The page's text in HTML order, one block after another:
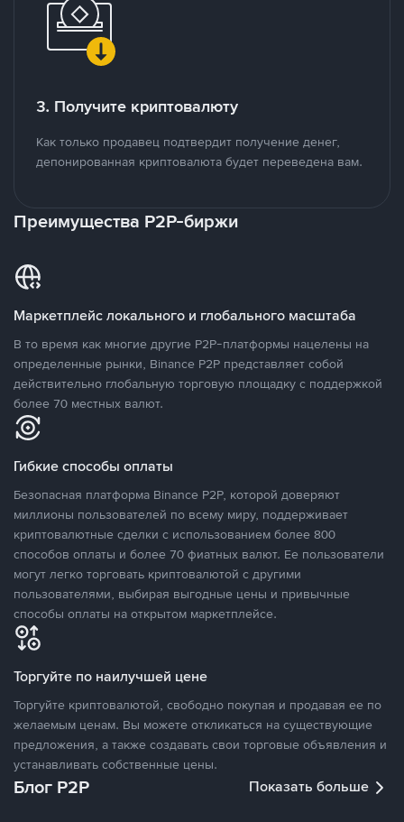
3. Получите криптовалюту
Как только продавец подтвердит получение денег,
депонированная криптовалюта будет переведена вам.
Преимущества P2P-биржи
Маркетплейс локального и глобального масштаба
В то время как многие другие P2P-платформы нацелены на
определенные рынки, Binance P2P представляет собой
действительно глобальную торговую площадку с поддержкой
более 70 местных валют.
Гибкие способы оплаты
Безопасная платформа Binance P2P, которой доверяют
миллионы пользователей по всему миру, поддерживает
криптовалютные сделки с использованием более 800
способов оплаты и более 70 фиатных валют. Ее пользователи
могут легко торговать криптовалютой с другими
пользователями, выбирая выгодные цены и привычные
способы оплаты на открытом маркетплейсе.
Торгуйте по наилучшей цене
Торгуйте криптовалютой, свободно покупая и продавая ее по
желаемым ценам. Вы можете откликаться на существующие
предложения, а также создавать свои торговые объявления и
устанавливать собственные цены.
Блог P2P Показать больше